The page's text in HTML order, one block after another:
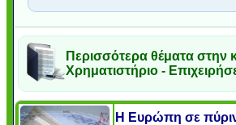
Περισσότερα θέματα στην
Χρηματιστήριο -
Η Ευρώπη σε